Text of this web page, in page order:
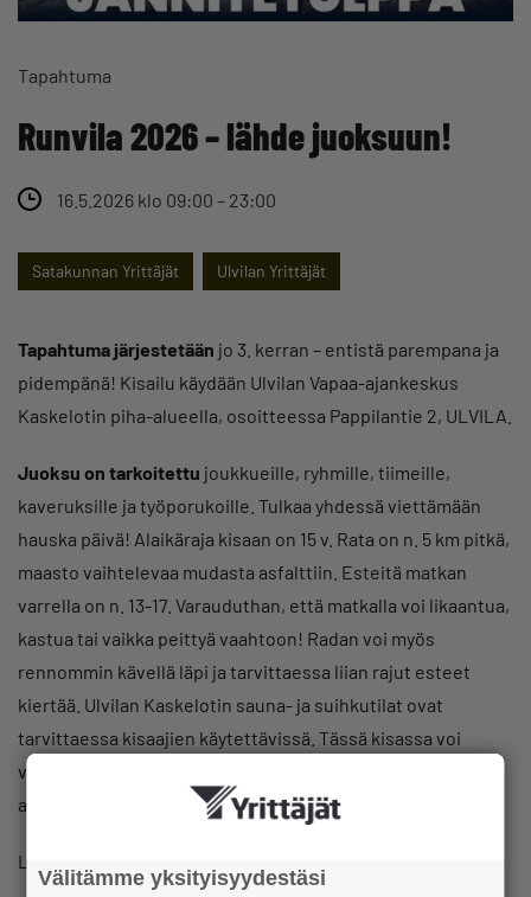
Tapahtuma
Runvila 2026 – lähde juoksuun!
16.5.2026 klo 09:00 – 23:00
Satakunnan Yrittäjät Ulvilan Yrittäjät
Tapahtuma järjestetään jo 3. kerran – entistä parempana ja
pidempänä! Kisailu käydään Ulvilan Vapaa-ajankeskus
Kaskelotin piha-alueella, osoitteessa Pappilantie 2, ULVILA.
Juoksu on tarkoitettu joukkueille, ryhmille, tiimeille,
kaveruksille ja työporukoille. Tulkaa yhdessä viettämään
hauska päivä! Alaikäraja kisaan on 15 v. Rata on n. 5 km pitkä,
maasto vaihtelevaa mudasta asfalttiin. Esteitä matkan
varrella on n. 13-17. Varauduthan, että matkalla voi likaantua,
kastua tai vaikka peittyä vaahtoon! Radan voi myös
rennommin kävellä läpi ja tarvittaessa liian rajut esteet
kiertää. Ulvilan Kaskelotin sauna- ja suihkutilat ovat
tarvittaessa kisaajien käytettävissä. Tässä kisassa voi
voittaa parhaimmalla tsemppauksella tai upeimmalla
asustuksella!
Liput vain
Välitämme yksityisyydestäsi